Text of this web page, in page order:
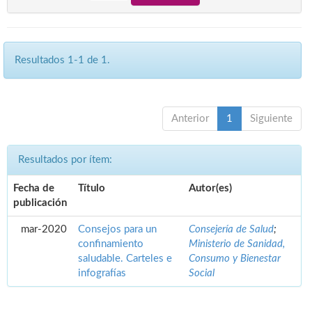
Resultados 1-1 de 1.
Anterior 1 Siguiente
Resultados por ítem:
Fecha de
publicación
Título Autor(es)
mar-2020
Consejos para un
confinamiento
saludable. Carteles e
infografías
Consejería de Salud;
Ministerio de Sanidad,
Consumo y Bienestar
Social